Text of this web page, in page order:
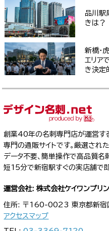
品川駅
きは？
新橋・
エリア
き決定
創業40年の名刺専門店が運営す
専門の通販サイトです。厳選され
データ不要、簡単操作で高品質
短15分で新宿駅すぐの実店舗で
運営会社: 株式会社ケイワンプリ
住所: 〒160-0023 東京都新
アクセスマップ